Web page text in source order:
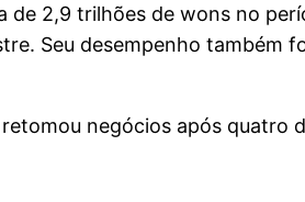
de 2,9 trilhões de wons no
Seu desempenho também
negócios após quatro